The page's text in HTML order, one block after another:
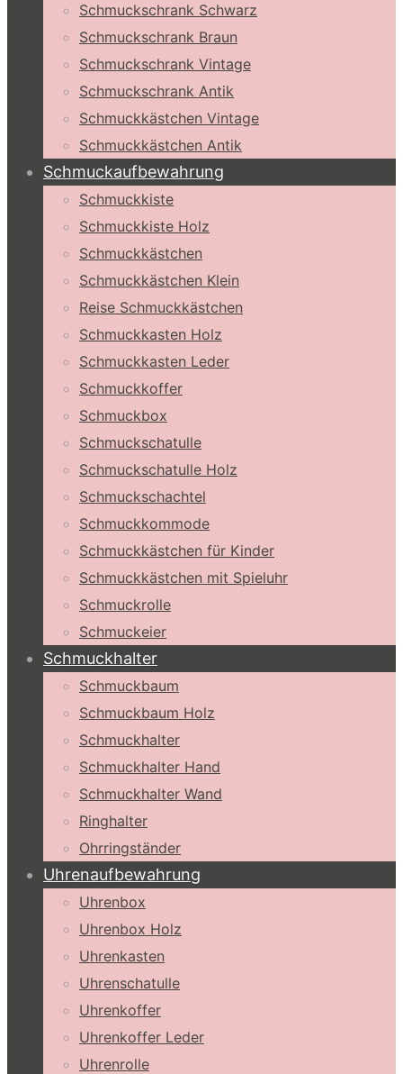
Schmuckschrank Schwarz
Schmuckschrank Braun
Schmuckschrank Vintage
Schmuckschrank Antik
Schmuckkästchen Vintage
Schmuckkästchen Antik
Schmuckaufbewahrung
Schmuckkiste
Schmuckkiste Holz
Schmuckkästchen
Schmuckkästchen Klein
Reise Schmuckkästchen
Schmuckkasten Holz
Schmuckkasten Leder
Schmuckkoffer
Schmuckbox
Schmuckschatulle
Schmuckschatulle Holz
Schmuckschachtel
Schmuckkommode
Schmuckkästchen für Kinder
Schmuckkästchen mit Spieluhr
Schmuckrolle
Schmuckeier
Schmuckhalter
Schmuckbaum
Schmuckbaum Holz
Schmuckhalter
Schmuckhalter Hand
Schmuckhalter Wand
Ringhalter
Ohrringständer
Uhrenaufbewahrung
Uhrenbox
Uhrenbox Holz
Uhrenkasten
Uhrenschatulle
Uhrenkoffer
Uhrenkoffer Leder
Uhrenrolle